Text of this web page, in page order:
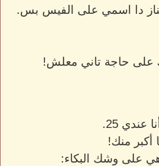
دا اسمي على الفيس بس.
على حاجة تاني معلش!
أكبر منك!
على وشك البكاء: